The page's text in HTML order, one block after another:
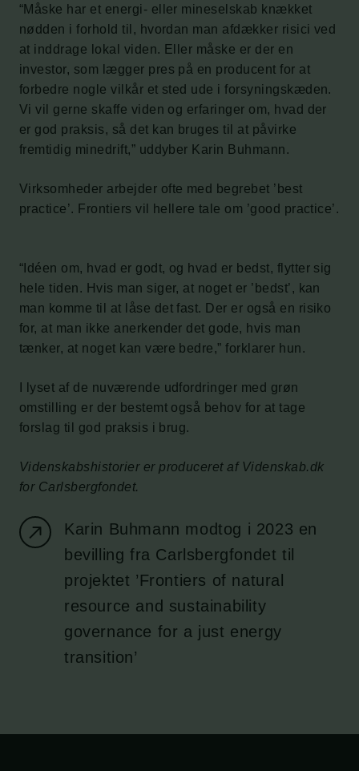
“Måske har et energi- eller mineselskab knækket
nødden i forhold til, hvordan man afdækker risici ved
at inddrage lokal viden. Eller måske er der en
investor, som lægger pres på en producent for at
forbedre nogle vilkår et sted ude i forsyningskæden.
Vi vil gerne skaffe viden og erfaringer om, hvad der
er god praksis, så det kan bruges til at påvirke
fremtidig minedrift,” uddyber Karin Buhmann.
Virksomheder arbejder ofte med begrebet ’best
practice’. Frontiers vil hellere tale om ’good practice’.
“Idéen om, hvad er godt, og hvad er bedst, flytter sig
hele tiden. Hvis man siger, at noget er ’bedst’, kan
man komme til at låse det fast. Der er også en risiko
for, at man ikke anerkender det gode, hvis man
tænker, at noget kan være bedre,” forklarer hun.
I lyset af de nuværende udfordringer med grøn
omstilling er der bestemt også behov for at tage
forslag til god praksis i brug.
Videnskabshistorier er produceret af Videnskab.dk
for Carlsbergfondet.
Karin Buhmann modtog i 2023 en
bevilling fra Carlsbergfondet til
projektet ’Frontiers of natural
resource and sustainability
governance for a just energy
transition’